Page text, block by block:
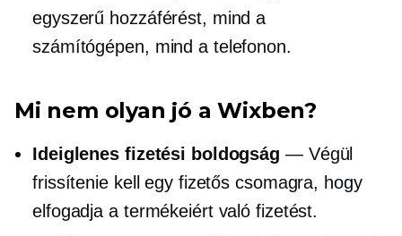
egyszerű hozzáférést, mind a
számítógépen, mind a telefonon.
Mi nem olyan jó a Wixben?
Ideiglenes fizetési boldogság — Végül
frissítenie kell egy fizetős csomagra, hogy
elfogadja a termékeiért való fizetést.